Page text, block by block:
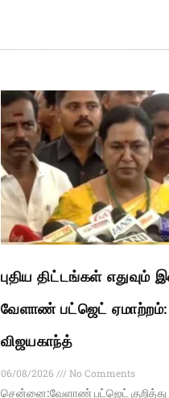
புதிய திட்டங்கள் எதுவும்
வேளாண் பட்ஜெட் ஏமாற்றம்:
விஜயகாந்த்
06/08/2026
No Comments
சென்னை:வேளாண் பட்ஜெட் குறித்து